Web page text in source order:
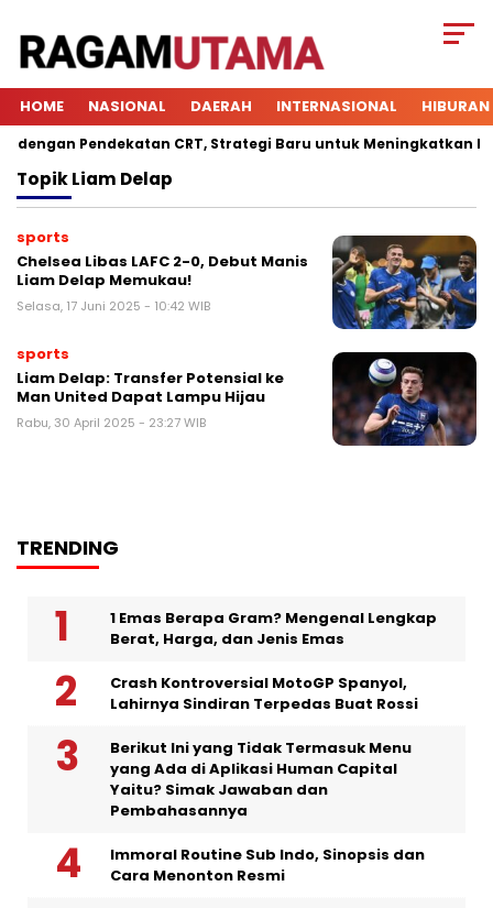
HOME NASIONAL DAERAH INTERNASIONAL HIBURAN
Pendekatan CRT, Strategi Baru untuk Meningkatkan
TopikLiam Delap
sports
Chelsea Libas LAFC 2-0, Debut Manis
Liam Delap Memukau!
Selasa, 17 Juni 2025 - 10:42 WIB
sports
Liam Delap: Transfer Potensial ke
Man United Dapat Lampu Hijau
Rabu, 30 April 2025 - 23:27 WIB
TRENDING
1 Emas Berapa Gram? Mengenal Lengkap
Berat, Harga, dan Jenis Emas
Crash Kontroversial MotoGP Spanyol,
Lahirnya Sindiran Terpedas Buat Rossi
Berikut Ini yang Tidak Termasuk Menu
yang Ada di Aplikasi Human Capital
Yaitu? Simak Jawaban dan
Pembahasannya
Immoral Routine Sub Indo, Sinopsis dan
Cara Menonton Resmi